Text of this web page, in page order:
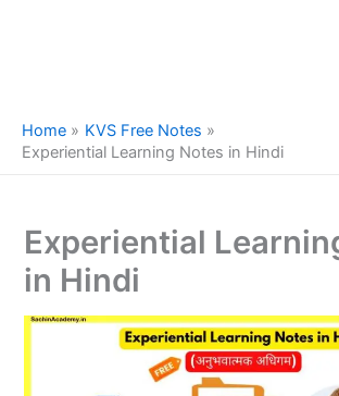
Home
KVS Free Notes
Experiential Learning Notes in Hindi
Experiential
in Hindi